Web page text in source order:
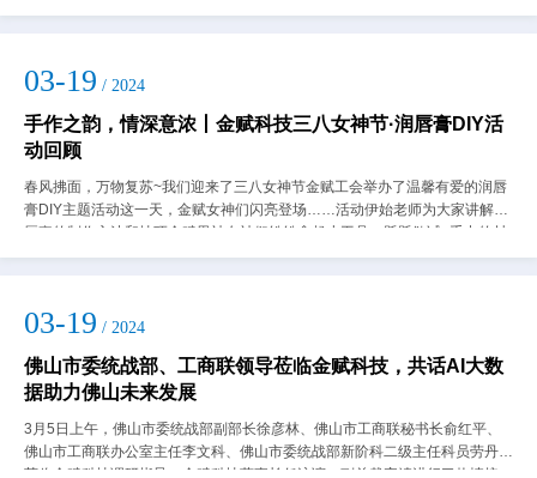
DSMMDSMM（Data Security...
03-19 / 2024
手作之韵，情深意浓丨金赋科技三八女神节·润唇膏DIY活
动回顾
春风拂面，万物复苏~我们迎来了三八女神节金赋工会举办了温馨有爱的润唇
膏DIY主题活动这一天，金赋女神们闪亮登场……活动伊始老师为大家讲解润
唇膏的制作方法和技巧金赋男神女神们纷纷拿起小工具，跃跃欲试~手中的材
料仿佛拥有了魔法通过一双双巧手最后...
03-19 / 2024
佛山市委统战部、工商联领导莅临金赋科技，共话AI大数
据助力佛山未来发展
3月5日上午，佛山市委统战部副部长徐彦林、佛山市工商联秘书长俞红平、
佛山市工商联办公室主任李文科、佛山市委统战部新阶科二级主任科员劳丹宇
莅临金赋科技调研指导。金赋科技董事长任泳谊、副总裁宋靖进行了热情接